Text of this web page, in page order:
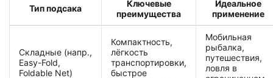
Тип подсака
Ключевые
преимущества
Идеальное
применение
Складные (напр.,
Easy-Fold,
Foldable Net)
Компактность,
лёгкость
транспортировки,
быстрое
Мобильная
рыбалка,
путешествия,
ловля в